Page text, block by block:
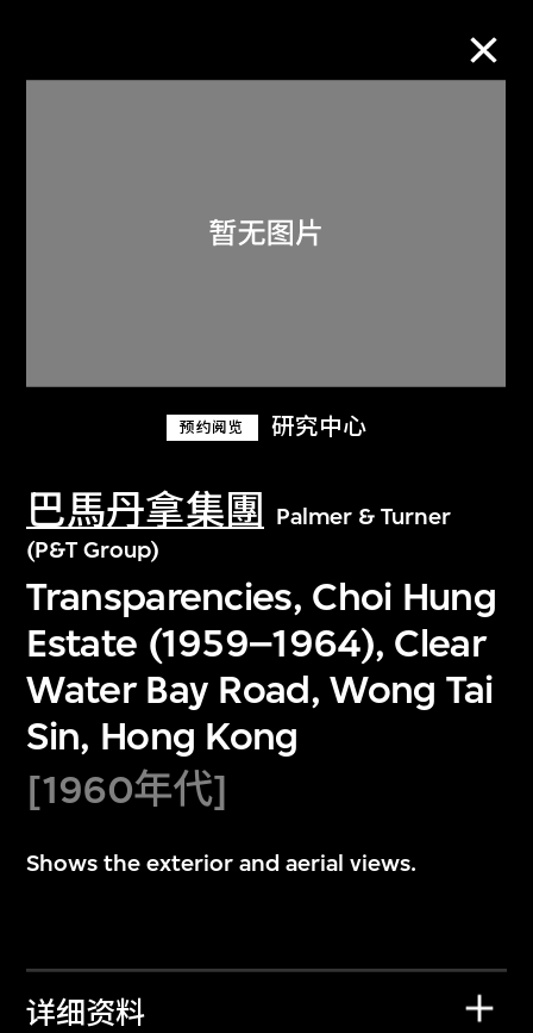
预约阅览 研究中心
巴馬丹拿集團
Palmer & Turner
(P&T Group)
Transparencies, Choi Hung
Estate (1959–1964), Clear
Water Bay Road, Wong Tai
Sin, Hong Kong
[1960年代]
Shows the exterior and aerial views.
详细资料
关于M+藏品
探索世界顶级的二十及二十一世纪视觉
文化藏品。